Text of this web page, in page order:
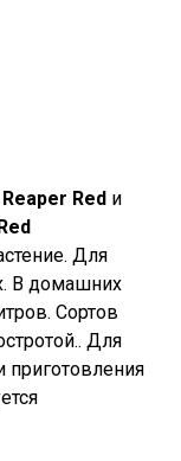
Red и
Для
В домашних
Сортов
Для
приготовления